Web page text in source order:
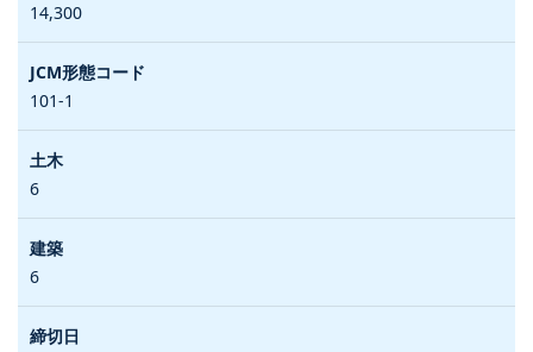
14,300
101-1
6
6